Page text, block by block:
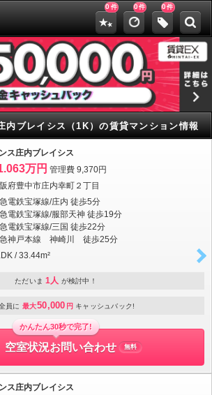
0 件 0件 0件
内ブレイシス（1K）の賃貸マンション情報
ス庄内ブレイシス
万円 管理費 9,370円
府豊中市庄内幸町２丁目
電鉄宝塚線/庄内 徒歩5分
電鉄宝塚線/服部天神 徒歩19分
電鉄宝塚線/三国 徒歩22分
神戸本線 神崎川 徒歩25分
/33.44m²
ただいま 1人 が検討中！
員に 最大50,000 円 キャッシュバック!
かんたん30秒で完了!
空室状況お問い合わせ 無料
ス庄内ブレイシス